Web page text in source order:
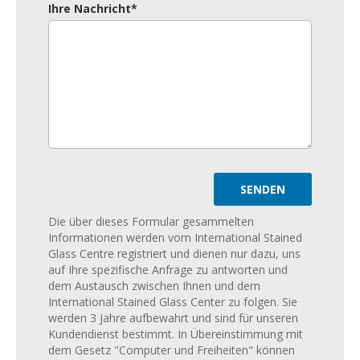
Ihre Nachricht*
Die über dieses Formular gesammelten
Informationen werden vom International Stained
Glass Centre registriert und dienen nur dazu, uns
auf Ihre spezifische Anfrage zu antworten und
dem Austausch zwischen Ihnen und dem
International Stained Glass Center zu folgen. Sie
werden 3 Jahre aufbewahrt und sind für unseren
Kundendienst bestimmt. In Übereinstimmung mit
dem Gesetz "Computer und Freiheiten" können